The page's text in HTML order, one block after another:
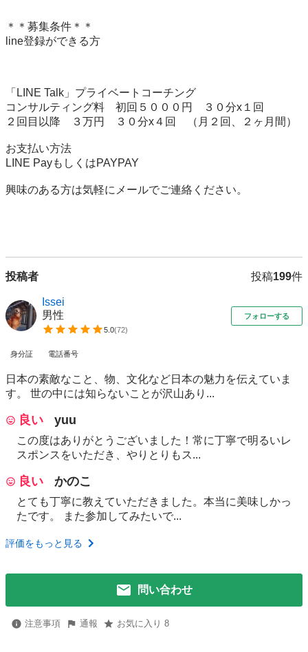
＊＊募集条件＊＊
line登録ができる方
「LINE Talk」プライベートコーチング
コンサルティング料　初回５０００円　３０分x１回
２回目以降　３万円　３０分x４回　（月２回、２ヶ月間）
お支払い方法
LINE PayもしくはPAYPAY
興味のある方は気軽にメールでご連絡ください。
投稿者 投稿199件
Issei
男性
5.0(72)
フォローする
身分証 電話番号
日本の素敵なこと、物、文化など日本の魅力を伝えていま
す。 世の中には知らないことが沢山あり...
良い yuu
この度はありがとうございました！常に丁寧で明るいレ
スポンスをいただき、やりとりもス...
良い かのこ
とても丁寧に教えていただきました。本当に美味しかっ
たです。 また参加してみたいで...
評価をもっと見る
問い合わせ
注意事項 通報 お気に入り 8